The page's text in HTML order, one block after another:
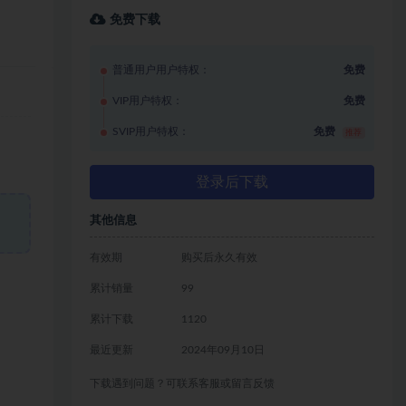
免费下载
普通用户用户特权： 免费
VIP用户特权： 免费
SVIP用户特权： 免费
登录后下载
其他信息
有效期 购买后永久有效
累计销量 99
累计下载 1120
最近更新 2024年09月10日
下载遇到问题？可联系客服或留言反馈